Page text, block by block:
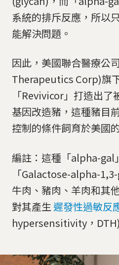
系統的排斥反應，所以
能解決問題。
因此，美國聯合醫療公
Therapeutics Corp)旗
「Revivicor」打造出
基因改造豬，這種豬目
控制的條件飼育於美國
編註：這種「alpha-gal
「Galactose-alpha-
牛肉、豬肉、羊肉和其
對其產生遲發性過敏反
hypersensitivity，